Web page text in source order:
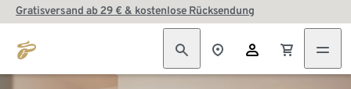
Gratisversand ab 29 € & kostenlose Rücksendung